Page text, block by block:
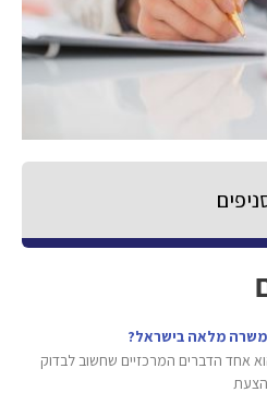
מלאה בישראל?
אחד הדברים המרכזיים שחשוב לבדוק